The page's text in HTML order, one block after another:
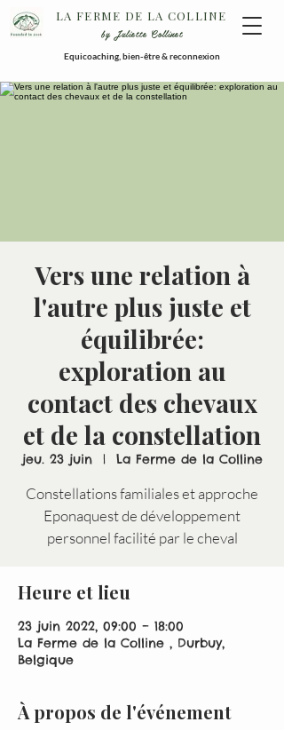
LA FERME DE LA COLLINE
by Juliette Collinet
Equicoaching, bien-être & reconnexion
Vers une relation à
l'autre plus juste et
équilibrée:
exploration au
contact des chevaux
et de la constellation
jeu. 23 juin
  |
La Ferme de la Colline
Constellations familiales et approche
Eponaquest de développement
personnel facilité par le cheval
Heure et lieu
23 juin 2022, 09:00 – 18:00
La Ferme de la Colline , Durbuy,
Belgique
À propos de l'événement